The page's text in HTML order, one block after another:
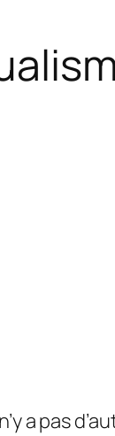
a pas